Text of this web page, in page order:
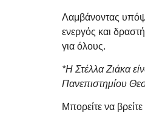
Λαμβάνοντας
ενεργός και
για όλους.
*Η Στέλλα Ζιάκα
Πανεπιστημίου
Μπορείτε να